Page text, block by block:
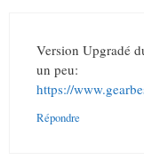
Version Upgradé
un peu:
https://
Répondre